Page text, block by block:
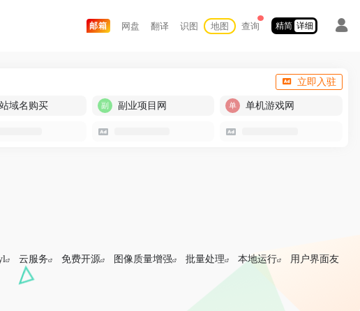
邮箱 网盘 翻译 识图 地图 查询 精简 详细
立即入驻
域名购买 副业项目网 单机游戏网
云服务 免费开源 图像质量增强 批量处理 本地运行
用户界面友